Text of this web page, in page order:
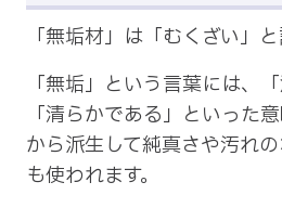
「無垢材」は「むくざい」と
「無垢」という言葉には、
「清らかである」といった
から派生して純真さや汚れ
も使われます。